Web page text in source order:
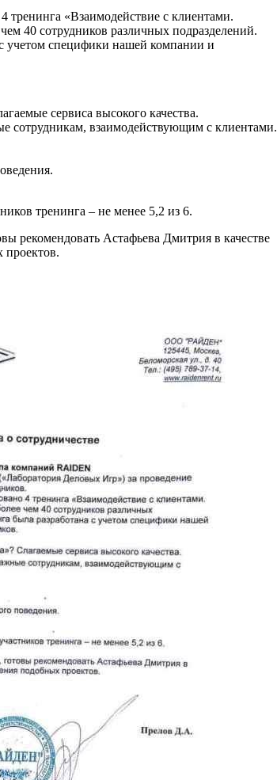
тренинга «Взаимодействие с клиентами.
40 сотрудников различных подразделений.
учетом специфики нашей компании и
сервиса высокого качества.
сотрудникам, взаимодействующим с клиентами.
тренинга – не менее 5,2 из 6.
рекомендовать Астафьева Дмитрия в качестве
проектов.